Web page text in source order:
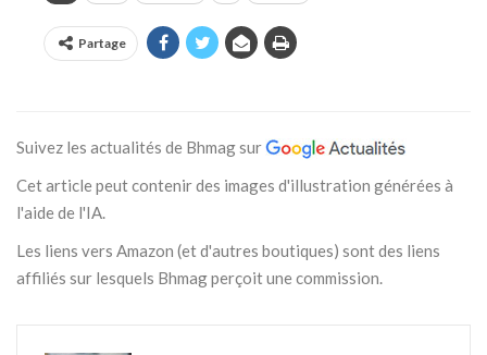
Partage
Suivez les actualités de Bhmag sur
Cet article peut contenir des images d'illustration générées à
l'aide de l'IA.
Les liens vers Amazon (et d'autres boutiques) sont des liens
affiliés sur lesquels Bhmag perçoit une commission.